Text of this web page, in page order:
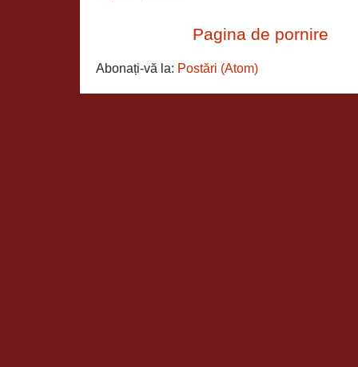
Pagina de pornire
Abonați-vă la: Postări (Atom)